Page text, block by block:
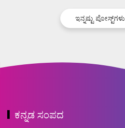
ಇನ್ನಷ್ಟು ಪೋಸ್ಟ್‌ಗಳು
ಕನ್ನಡ ಸಂಪದ